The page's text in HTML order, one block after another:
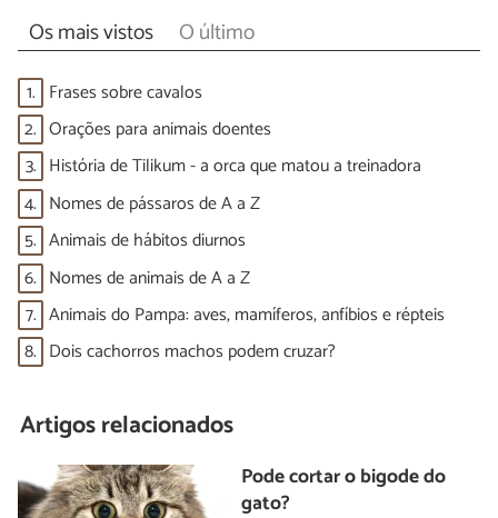
Os mais vistos O último
1. Frases sobre cavalos
2. Orações para animais doentes
3. História de Tilikum - a orca que matou a treinadora
4. Nomes de pássaros de A a Z
5. Animais de hábitos diurnos
6. Nomes de animais de A a Z
7. Animais do Pampa: aves, mamíferos, anfíbios e répteis
8. Dois cachorros machos podem cruzar?
Artigos relacionados
Pode cortar o bigode do
gato?